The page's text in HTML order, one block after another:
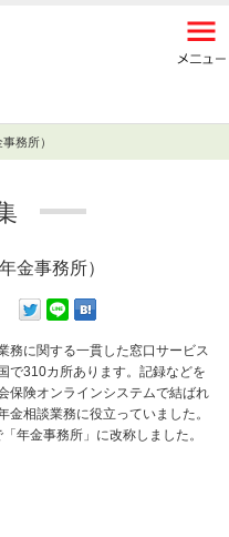
務所）
金事務所）
に関する一貫した窓口サービス
で310カ所あります。記録などを
保険オンラインシステムで結ばれ
相談業務に役立っていました。
年金事務所」に改称しました。